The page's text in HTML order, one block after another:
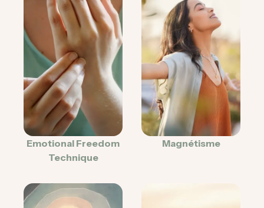
Emotional Freedom
Technique
Magnétisme